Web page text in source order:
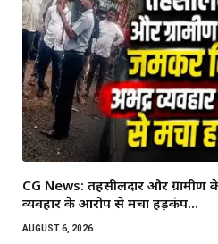
CG News: तहसीलदार और ग्रामीण
व्यवहार के आरोप से मचा हड़कंप…
AUGUST 6, 2026